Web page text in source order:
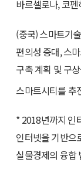
바르셀로나, 코
(중국) 스마트기
편의성 증대, 스
구축 계획 및 구
스마트시티를 추
* 2018년까지 인
인터넷을 기반으
실물경제의 융합